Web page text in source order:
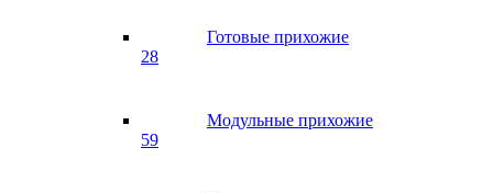
Готовые прихожие
28
Модульные прихожие
59